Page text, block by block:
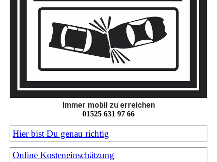
Immer mobil zu erreichen
01525 631 97 66
Hier bist Du genau richtig
Online Kosteneinschätzung